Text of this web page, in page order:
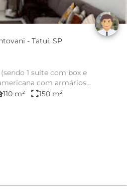
- Tatuí, SP
1 suíte com box e
com armários
110 m² fullscreen150 m²